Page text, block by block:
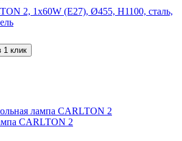
2, 1x60W (E27), Ø455, H1100, сталь,
1 клик
CARLTON 2